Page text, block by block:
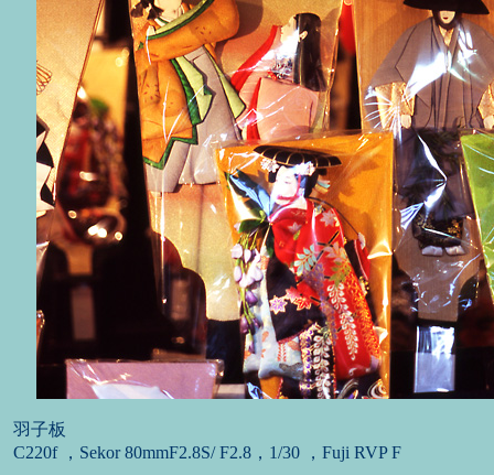
羽子板
C220f ，Sekor 80mmF2.8S/ F2.8，1/30 ，Fuji RVP F